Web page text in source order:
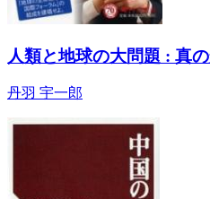
人類と地球の大問題 : 真
丹羽 宇一郎